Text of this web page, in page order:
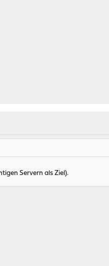
Servern als Ziel).